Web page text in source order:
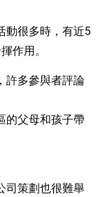
動很多時，有近5
作用。
許多參與者評論
的父母和孩子帶
司策劃也很難舉